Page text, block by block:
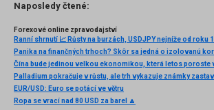
Naposledy čtené:
Forexové online zpravodajství
Palladium pokračuje v růstu, ale trh vykazuje známky
EUR/USD: Euro se potácí ve větru
Ropa se vrací nad 80 USD za barel 🔼